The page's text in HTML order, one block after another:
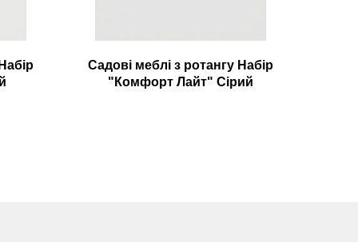
Садові меблі з ротангу Набір
"Комфорт Лайт" Сірий